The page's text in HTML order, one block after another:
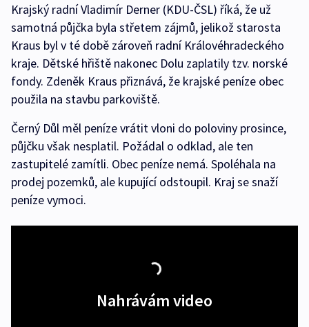
Krajský radní Vladimír Derner (KDU-ČSL) říká, že už
samotná půjčka byla střetem zájmů, jelikož starosta
Kraus byl v té době zároveň radní Královéhradeckého
kraje. Dětské hřiště nakonec Dolu zaplatily tzv. norské
fondy. Zdeněk Kraus přiznává, že krajské peníze obec
použila na stavbu parkoviště.
Černý Důl měl peníze vrátit vloni do poloviny prosince,
půjčku však nesplatil. Požádal o odklad, ale ten
zastupitelé zamítli. Obec peníze nemá. Spoléhala na
prodej pozemků, ale kupující odstoupil. Kraj se snaží
peníze vymoci.
Nahrávám video